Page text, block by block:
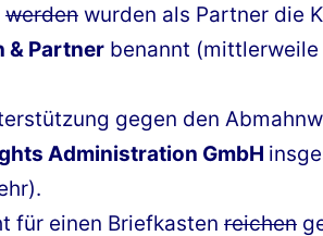
werden wurden als Partner die
& Partner benannt
gegen den
Administration GmbH
für einen Briefkasten reichen